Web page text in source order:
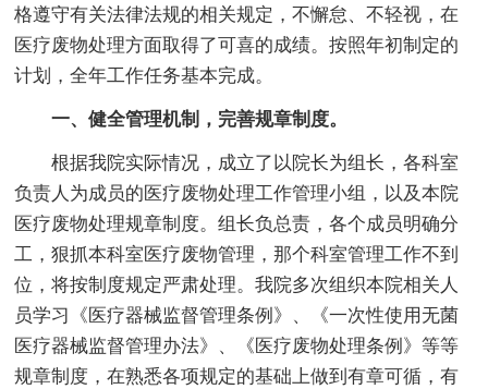
格遵守有关法律法规的相关规定，不懈怠、不轻视，在
医疗废物处理方面取得了可喜的成绩。按照年初制定的
计划，全年工作任务基本完成。
一、健全管理机制，完善规章制度。
根据我院实际情况，成立了以院长为组长，各科室
负责人为成员的医疗废物处理工作管理小组，以及本院
医疗废物处理规章制度。组长负总责，各个成员明确分
工，狠抓本科室医疗废物管理，那个科室管理工作不到
位，将按制度规定严肃处理。我院多次组织本院相关人
员学习《医疗器械监督管理条例》、《一次性使用无菌
医疗器械监督管理办法》、《医疗废物处理条例》等等
规章制度，在熟悉各项规定的基础上做到有章可循，有